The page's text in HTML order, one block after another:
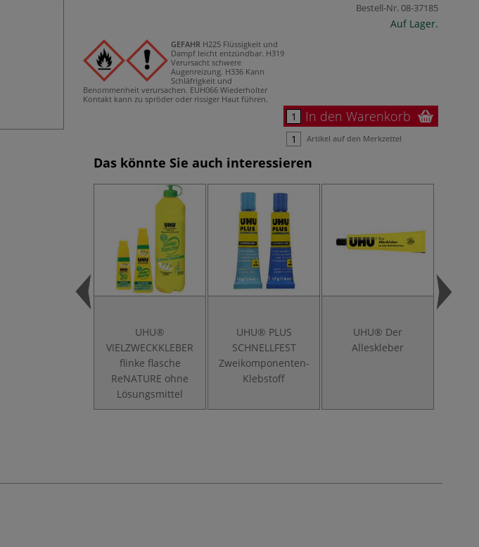
Bestell-Nr.08-37185
Auf Lager.
GEFAHR H225 Flüssigkeit und
Dampf leicht entzündbar. H319
Verursacht schwere
Augenreizung. H336 Kann
Schläfrigkeit und
Benommenheit verursachen. EUH066 Wiederholter
Kontakt kann zu spröder oder rissiger Haut führen.
In den Warenkorb
Artikel auf den Merkzettel
Das könnte Sie auch interessieren
UHU®
VIELZWECKKLEBER
flinke flasche
ReNATURE ohne
Lösungsmittel
UHU® PLUS
SCHNELLFEST
Zweikomponenten-
Klebstoff
UHU® Der
Alleskleber